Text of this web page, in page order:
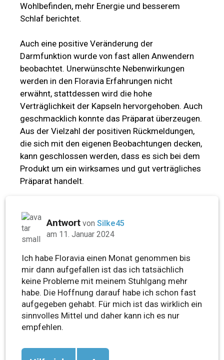
Wohlbefinden, mehr Energie und besserem
Schlaf berichtet.
Auch eine positive Veränderung der
Darmfunktion wurde von fast allen Anwendern
beobachtet. Unerwünschte Nebenwirkungen
werden in den Floravia Erfahrungen nicht
erwähnt, stattdessen wird die hohe
Verträglichkeit der Kapseln hervorgehoben. Auch
geschmacklich konnte das Präparat überzeugen.
Aus der Vielzahl der positiven Rückmeldungen,
die sich mit den eigenen Beobachtungen decken,
kann geschlossen werden, dass es sich bei dem
Produkt um ein wirksames und gut verträgliches
Präparat handelt.
Antwort von Silke45
am 11. Januar 2024
Ich habe Floravia einen Monat genommen bis
mir dann aufgefallen ist das ich tatsächlich
keine Probleme mit meinem Stuhlgang mehr
habe. Die Hoffnung darauf habe ich schon fast
aufgegeben gehabt. Für mich ist das wirklich ein
sinnvolles Mittel und daher kann ich es nur
empfehlen.